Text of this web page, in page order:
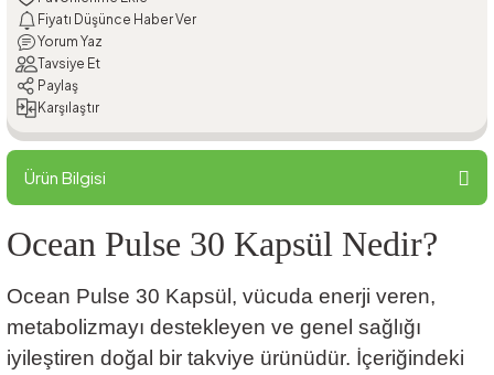
Fiyatı Düşünce Haber Ver
Yorum Yaz
Tavsiye Et
Paylaş
Karşılaştır
Ürün Bilgisi
Ocean Pulse 30 Kapsül Nedir?
Ocean Pulse 30 Kapsül, vücuda enerji veren,
metabolizmayı destekleyen ve genel sağlığı
iyileştiren doğal bir takviye ürünüdür. İçeriğindeki